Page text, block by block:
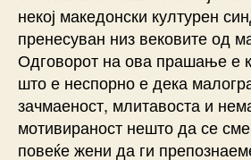
некој македонски културен
пренесуван низ вековите од
Одговорот на ова прашање е
што е неспорно е дека
зачмаеност, млитавоста и
мотивираност нешто да се
повеќе жени да ги